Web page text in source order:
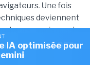
corriger 1 072
Une fois
deviennent
mais aussi
IA optimisée pour